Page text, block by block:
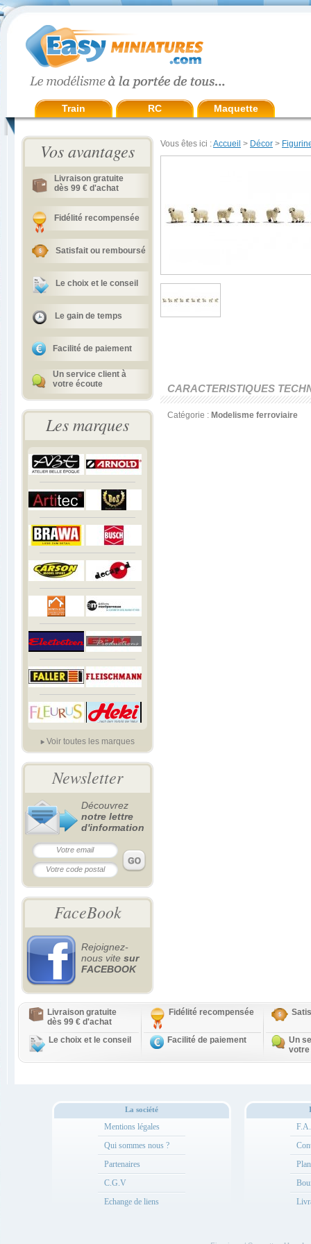
Train RC Maquette
Vos avantages
Livraison gratuite
dès 99 € d'achat
Fidélité recompensée
Satisfait ou remboursé
Le choix et le conseil
Le gain de temps
Facilité de paiement
Un service client à
votre écoute
Les marques
Voir toutes les marques
Newsletter
Découvrez
notre lettre
d'information
FaceBook
Rejoignez-
nous vite sur
FACEBOOK
Vous êtes ici :Accueil > Décor >
CARACTERISTIQUES
Catégorie : Modelisme ferroviaire
Livraison gratuite
dès 99 € d'achat
Fidélité recompensée
Le choix et le conseil Facilité de paiement
Un
votre
La société
Mentions légales
Qui sommes nous ?
Partenaires
C.G.V
Echange de liens